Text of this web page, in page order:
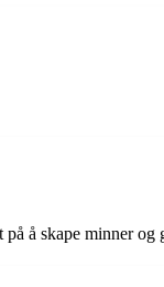
å skape minner og